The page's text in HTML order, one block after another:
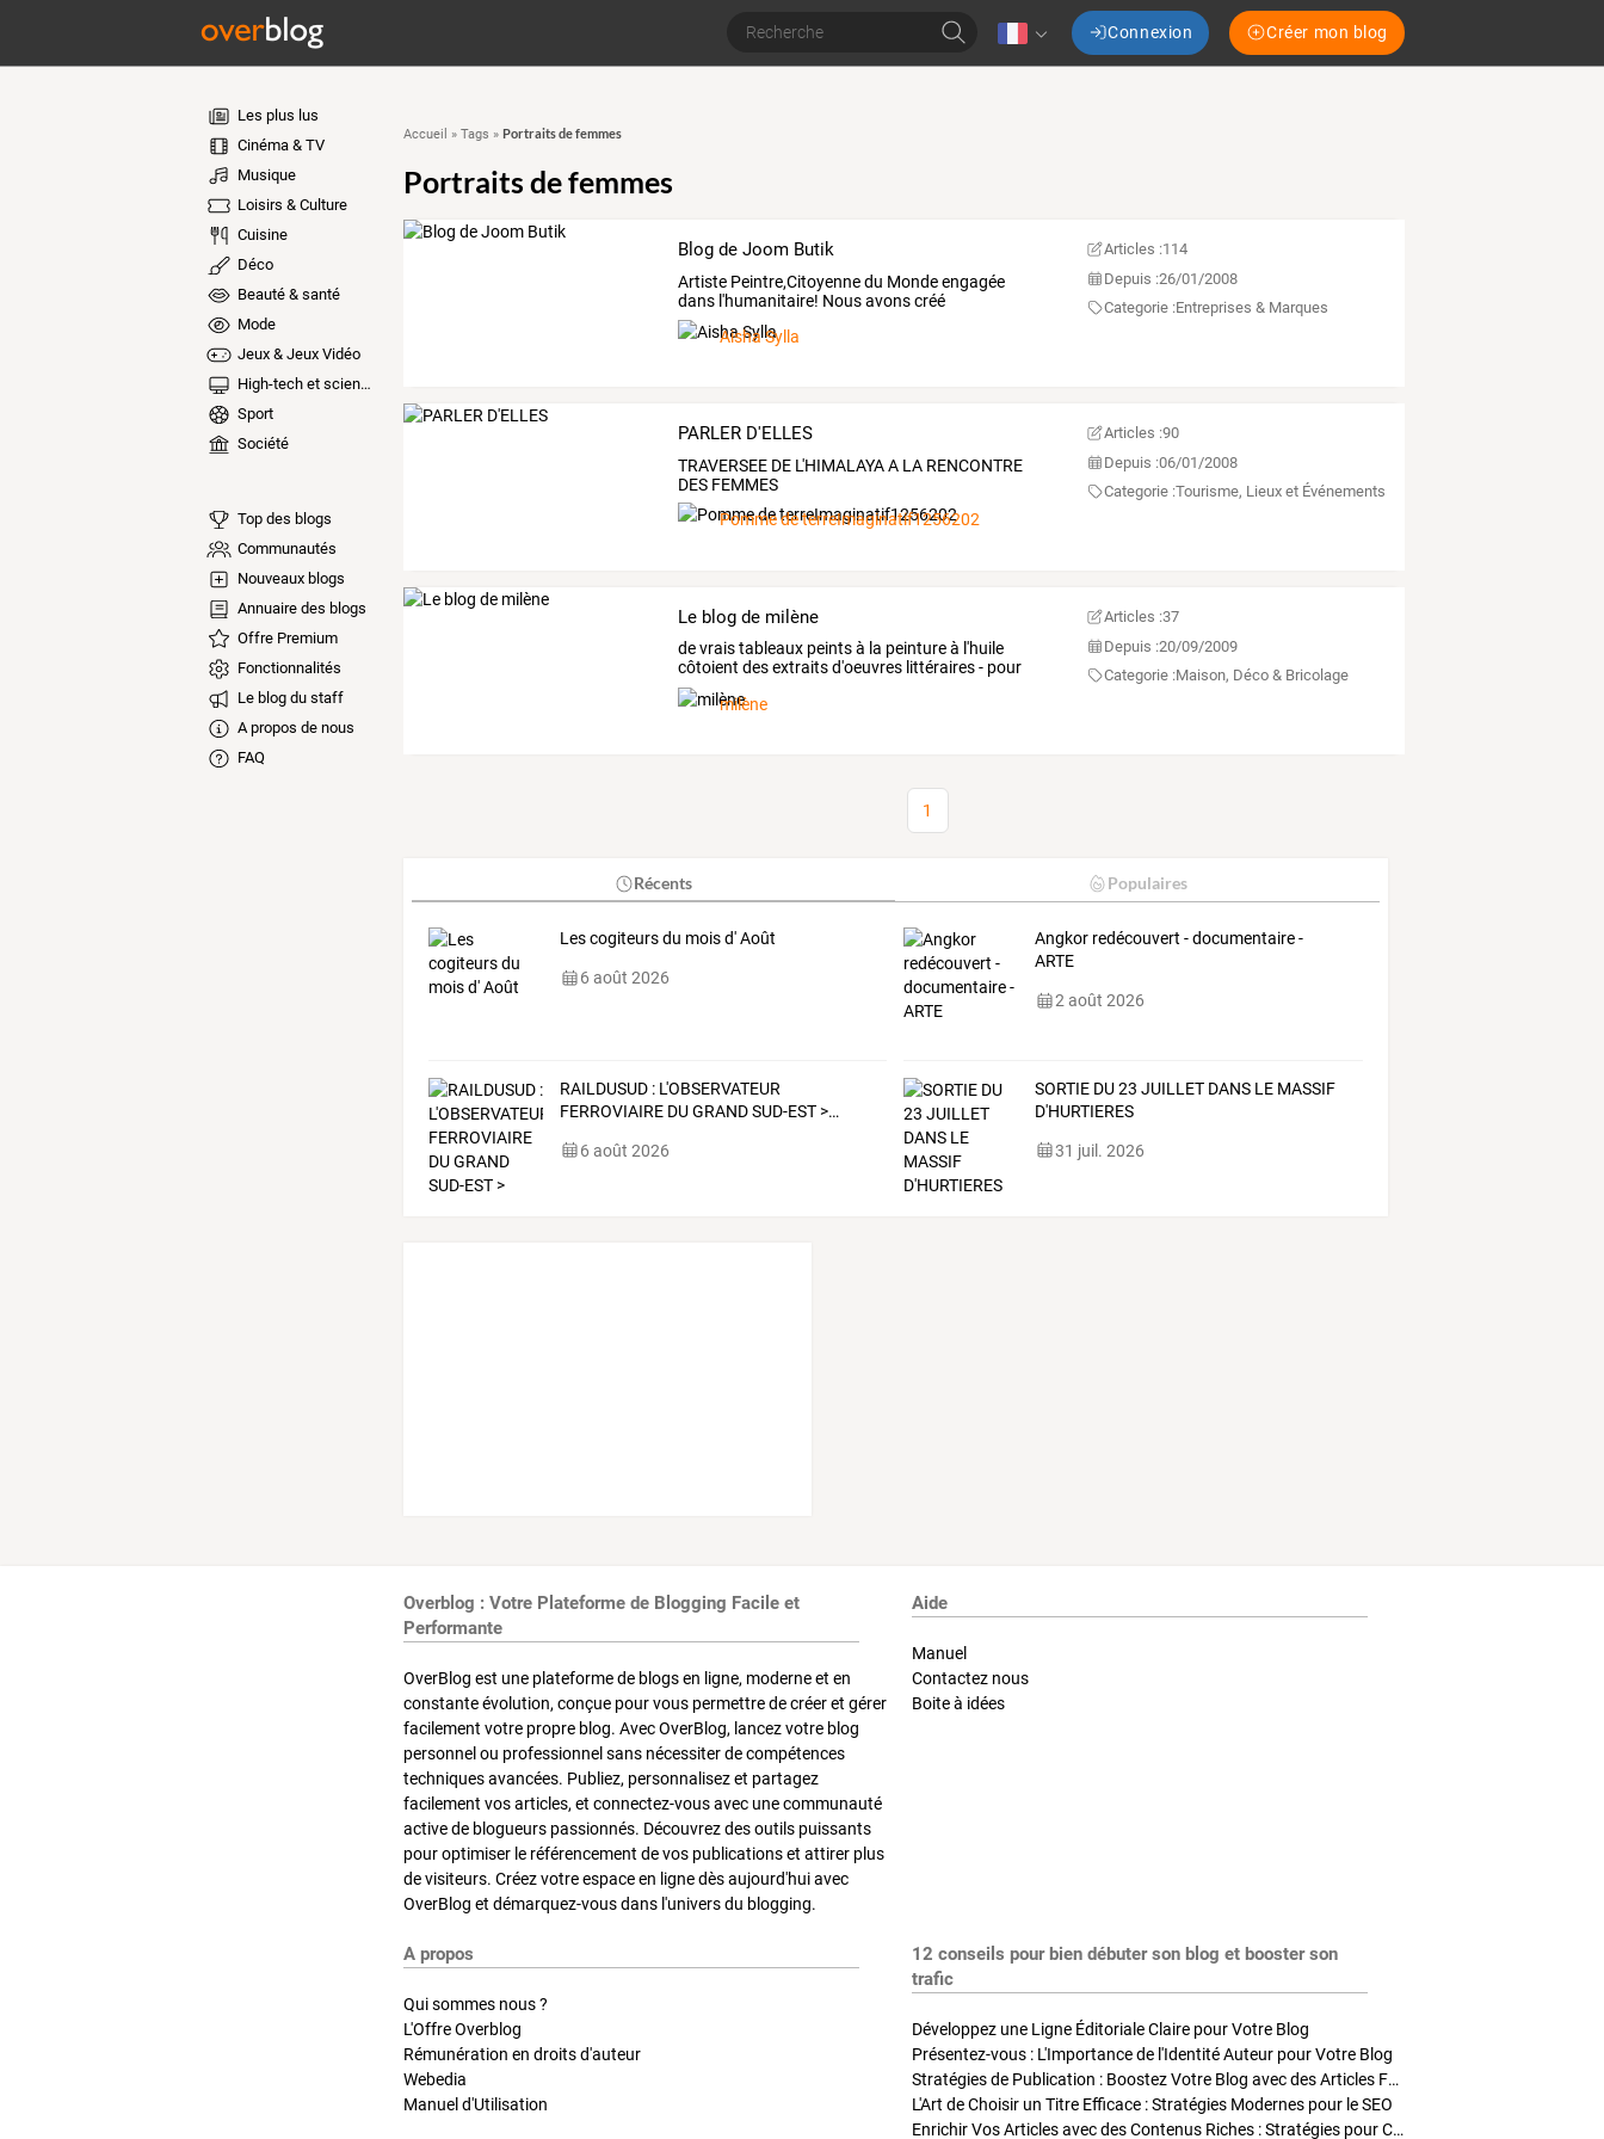
Connexion Créer mon blog
Les plus lus
Cinéma & TV
Musique
Loisirs & Culture
Cuisine
Déco
Beauté & santé
Mode
Jeux & Jeux Vidéo
High-tech et sciences
Sport
Société
Top des blogs
Communautés
Nouveaux blogs
Annuaire des blogs
Offre Premium
Fonctionnalités
Le blog du staff
A propos de nous
FAQ
Accueil » Tags » Portraits de femmes
Portraits de femmes
Blog de Joom Butik
Artiste Peintre,Citoyennedu Mondeengagée
dans l'humanitaire! Nousavonscréé
CREATIONS
Aisha Sylla
Articles :114
Depuis :26/01/2008
Categorie :Entreprises & Marques
PARLER D'ELLES
TRAVERSEE DE L'HIMALAYA A LA RENCONTRE
DES FEMMES
Pomme de terreImaginatif1256202
Articles :90
Depuis :06/01/2008
Categorie :Tourisme, Lieux et Événements
Le blog de milène
devraistableaux peintsà la peintureà l'huile
côtoient desextraitsd'oeuvres littéraires- pour
vous
milène
Articles :37
Depuis :20/09/2009
Categorie :Maison, Déco & Bricolage
1
Récents Populaires
Les cogiteurs du mois d' Août
6 août 2026
Angkor redécouvert - documentaire -
ARTE
2 août 2026
RAILDUSUD:L'OBSERVATEUR
FERROVIAIREDUGRANDSUD-EST>…
6 août 2026
SORTIE DU 23 JUILLET DANS LE MASSIF
D'HURTIERES
31 juil. 2026
Overblog : Votre Plateforme de Blogging Facile et
Performante
OverBlog est une plateforme de blogs en ligne, moderne et en
constante évolution, conçue pour vous permettre de créer et gérer
facilement votre propre blog. Avec OverBlog, lancez votre blog
personnel ou professionnel sans nécessiter de compétences
techniques avancées. Publiez, personnalisez et partagez
facilement vos articles, et connectez-vous avec une communauté
active de blogueurs passionnés. Découvrez des outils puissants
pour optimiser le référencement de vos publications et attirer plus
de visiteurs. Créez votre espace en ligne dès aujourd'hui avec
OverBlog et démarquez-vous dans l'univers du blogging.
Aide
Manuel
Contactez nous
Boite à idées
A propos
Qui sommes nous ?
L'Offre Overblog
Rémunération en droits d'auteur
Webedia
Manuel d'Utilisation
12 conseils pour bien débuter son blog et booster son
trafic
Développez une Ligne Éditoriale Claire pour Votre Blog
Présentez-vous : L'Importance de l'Identité Auteur pour Votre Blog
Stratégies de Publication : Boostez Votre Blog avec des Articles Fréquents et Exclusifs
L'Art de Choisir un Titre Efficace : Stratégies Modernes pour le SEO
Enrichir Vos Articles avec des Contenus Riches : Stratégies pour Captiver et Optimiser